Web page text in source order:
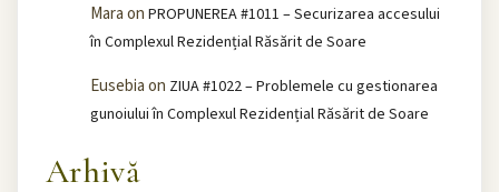
Maraon PROPUNEREA #1011 – Securizarea accesului
în Complexul Rezidențial Răsărit de Soare
Eusebiaon ZIUA #1022 – Problemele cu gestionarea
gunoiului în Complexul Rezidențial Răsărit de Soare
Arhivă